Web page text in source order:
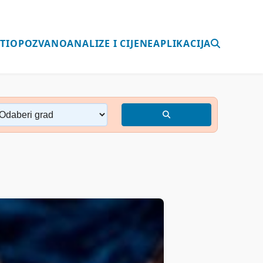
OPOZVANOANALIZE I CIJENEAPLIKACIJA